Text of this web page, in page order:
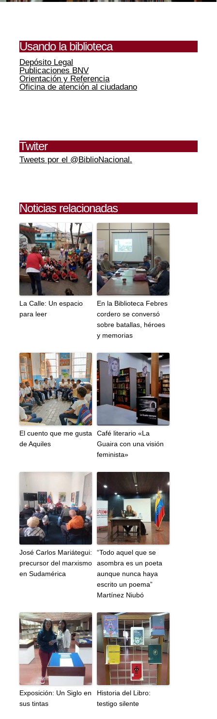
Usando la biblioteca
Depósito Legal
Publicaciones BNV
Orientación y Referencia
Oficina de atención al ciudadano
Twiter
Tweets por el @BiblioNacional.
Noticias relacionadas
La Calle: Un espacio
para leer
En la Biblioteca Febres
cordero se conversó
sobre batallas, héroes
y memorias
El cuento que me gusta
de Aquiles
Café literario «La
Guaira con una visión
feminista»
José Carlos Mariátegui:
precursor del marxismo
en Sudamérica
“Todo aquel que se
asombra es un poeta
aunque nunca haya
escrito un poema”
Martínez Niubó
Exposición: Un Siglo en
sus tintas
Historia del Libro:
testigo silente